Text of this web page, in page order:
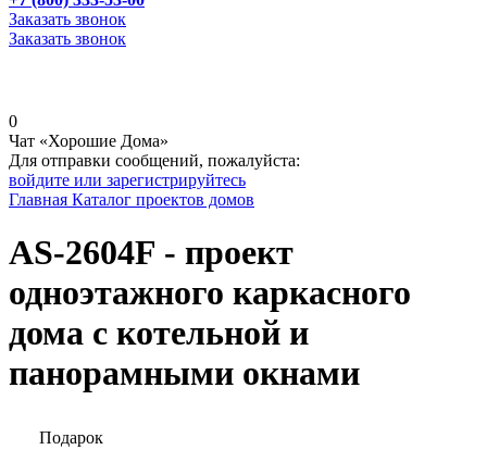
Заказать звонок
Заказать звонок
0
Чат «Хорошие Дома»
Для отправки сообщений, пожалуйста:
войдите или зарегистрируйтесь
Главная Каталог проектов домов
AS-2604F - проект
одноэтажного каркасного
дома с котельной и
панорамными окнами
Подарок